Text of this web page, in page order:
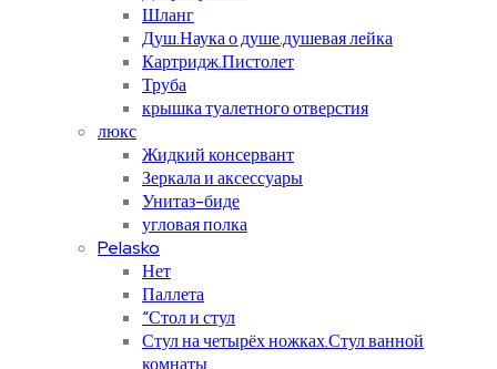
Шланг
Душ.Наука о душе.душевая лейка
Картридж.Пистолет
Труба
крышка туалетного отверстия
люкс
Жидкий консервант
Зеркала и аксессуары
Унитаз-биде
угловая полка
Pelasko
Нет
Паллета
“Стол и стул
Стул на четырёх ножках.Стул ванной
комнаты